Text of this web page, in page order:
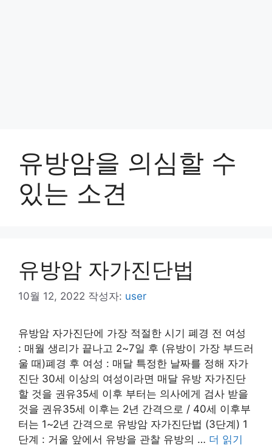
유방암을 의심할 수
있는 소견
유방암 자가진단법
10월 12, 2022 작성자: user
유방암 자가진단에 가장 적절한 시기 폐경 전 여성
: 매월 생리가 끝나고 2~7일 후 (유방이 가장 부드러
울 때)폐경 후 여성 : 매달 특정한 날짜를 정해 자가
진단 30세 이상의 여성이라면 매달 유방 자가진단
할 것을 권유35세 이후 부터는 의사에게 검사 받을
것을 권유35세 이후는 2년 간격으로 / 40세 이후부
터는 1~2년 간격으로 유방암 자가진단법 (3단계) 1
단계 : 거울 앞에서 유방을 관찰 유방의 … 더 읽기